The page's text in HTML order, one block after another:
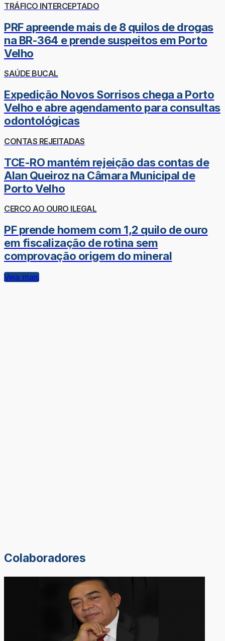
TRÁFICO INTERCEPTADO
PRF apreende mais de 8 quilos de drogas
na BR-364 e prende suspeitos em Porto
Velho
SAÚDE BUCAL
Expedição Novos Sorrisos chega a Porto
Velho e abre agendamento para consultas
odontológicas
CONTAS REJEITADAS
TCE-RO mantém rejeição das contas de
Alan Queiroz na Câmara Municipal de
Porto Velho
CERCO AO OURO ILEGAL
PF prende homem com 1,2 quilo de ouro
em fiscalização de rotina sem
comprovação origem do mineral
Veja mais
Colaboradores